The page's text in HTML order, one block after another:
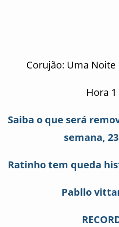
Corujão: Uma Noite
Hora 1
Saiba o que será
semana,
Ratinho tem queda
Pabllo